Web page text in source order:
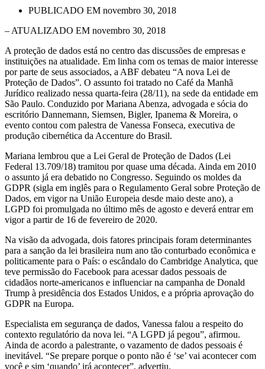
PUBLICADO EM novembro 30, 2018
– ATUALIZADO EM novembro 30, 2018
A proteção de dados está no centro das discussões de empresas e
instituições na atualidade. Em linha com os temas de maior interesse
por parte de seus associados, a ABF debateu “A nova Lei de
Proteção de Dados”. O assunto foi tratado no Café da Manhã
Jurídico realizado nessa quarta-feira (28/11), na sede da entidade em
São Paulo. Conduzido por Mariana Abenza, advogada e sócia do
escritório Dannemann, Siemsen, Bigler, Ipanema & Moreira, o
evento contou com palestra de Vanessa Fonseca, executiva de
produção cibernética da Accenture do Brasil.
Mariana lembrou que a Lei Geral de Proteção de Dados (Lei
Federal 13.709/18) tramitou por quase uma década. Ainda em 2010
o assunto já era debatido no Congresso. Seguindo os moldes da
GDPR (sigla em inglês para o Regulamento Geral sobre Proteção de
Dados, em vigor na União Europeia desde maio deste ano), a
LGPD foi promulgada no último mês de agosto e deverá entrar em
vigor a partir de 16 de fevereiro de 2020.
Na visão da advogada, dois fatores principais foram determinantes
para a sanção da lei brasileira num ano tão conturbado econômica e
politicamente para o País: o escândalo do Cambridge Analytica, que
teve permissão do Facebook para acessar dados pessoais de
cidadãos norte-americanos e influenciar na campanha de Donald
Trump à presidência dos Estados Unidos, e a própria aprovação do
GDPR na Europa.
Especialista em segurança de dados, Vanessa falou a respeito do
contexto regulatório da nova lei. “A LGPD já pegou”, afirmou.
Ainda de acordo a palestrante, o vazamento de dados pessoais é
inevitável. “Se prepare porque o ponto não é ‘se’ vai acontecer com
você e sim ‘quando’ irá acontecer”, advertiu.